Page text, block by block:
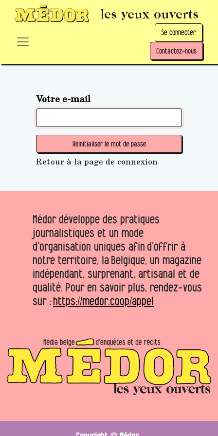
les yeux ouverts
Se connecter
Contactez-nous
Votre e-mail
Réinitialiser le mot de passe
Retour à la page de connexion
Médor développe des pratiques
journalistiques et un mode
d’organisation uniques afin d’offrir à
notre territoire, la Belgique, un magazine
indépendant, surprenant, artisanal et de
qualité. Pour en savoir plus, rendez-vous
sur : https://medor.coop/appel